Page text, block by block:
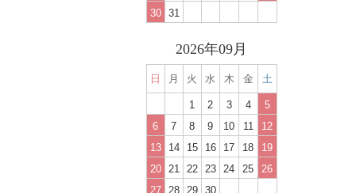
30 31
2026年09月
日 月 火 水 木 金 土
1 2 3 4
5
6
7 8 9 10 11
12
13
14 15 16 17 18
19
20
21 22 23 24 25
26
27
28 29 30